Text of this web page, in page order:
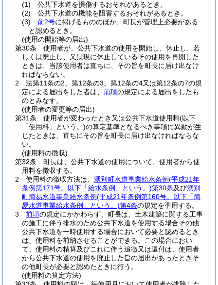
(1)
公共下水道を損傷するおそれがあるとき。
(2)
公共下水道の機能を阻害するおそれがあるとき。
(3)
前2号に掲げるもののほか、町長が管理上必要がある
と認めるとき。
(使用の開始等の届出)
第30条
使用者が、公共下水道の使用を開始し、休止し、若
しくは廃止し、又は現に休止しているその使用を再開した
ときは、当該使用者は直ちに、その旨を町長に届け出なけ
ればならない。
2
法第11条の2、第12条の3、第12条の4又は第12条の7の規
定による届出をした者は、 前項の規定による届出をしたも
のとみなす。
(使用者の変更等の届出)
第31条
使用者が変わったとき又は公共下水道使用料(以下
「使用料」という。)の算定基準となるべき事項に異動が生
じたときは、直ちにその旨を町長に届け出なければならな
い。
(使用料の徴収)
第32条
町長は、公共下水道の使用について、使用者から使
用料を徴収する。
2
使用料の徴収方法は、 湧別町水道事業給水条例(平成21年
条例第171号。以下「給水条例」という。)第30条及び湧別
町簡易水道事業給水条例(平成21年条例第160号。以下「簡
易水道事業給水条例」という。)第4条の規定を準用する。
3
前項の規定にかかわらず、町長は、土木建築に関する工事
の施工に伴う排水のため公共下水道を使用する場合その他
公共下水道を一時使用する場合において必要と認めるとき
は、使用料を前納させることができる。
この場合におい
て、使用料の精算及びこれに伴う追徴又は還付は、使用者
から公共下水道の使用を廃止した旨の届出があったときそ
の他町長が必要と認めたときに行う。
(使用料の算定方法)